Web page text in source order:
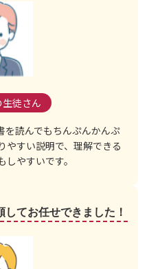
徒さん
を読んでもちんぷんかんぷ
やすい説明で、理解できる
やすいです。
てお任せできました！